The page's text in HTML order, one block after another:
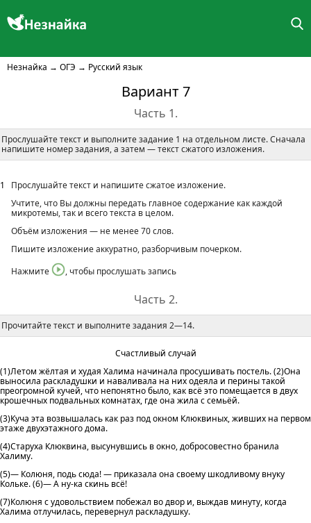
Незнайка → ОГЭ → Русский язык
Вариант 7
Часть 1.
Прослушайте текст и выполните задание 1 на отдельном листе. Сначала
напишите номер задания, а затем — текст сжатого изложения.
1
Прослушайте текст и напишите сжатое изложение.
Учтите, что Вы должны передать главное содержание как каждой
микротемы, так и всего текста в целом.
Объём изложения — не менее 70 слов.
Пишите изложение аккуратно, разборчивым почерком.
Нажмите
, чтобы прослушать запись
Часть 2.
Прочитайте текст и выполните задания 2—14.
Счастливый случай
(1)Летом жёлтая и худая Халима начинала просушивать постель. (2)Она
выносила раскладушки и наваливала на них одеяла и перины такой
преогромной кучей, что непонятно было, как всё это помещается в двух
крошечных подвальных комнатах, где она жила с семьёй.
(3)Куча эта возвышалась как раз под окном Клюквиных, живших на первом
этаже двухэтажного дома.
(4)Старуха Клюквина, высунувшись в окно, добросовестно бранила
Халиму.
(5)— Колюня, подь сюда! — приказала она своему шкодливому внуку
Кольке. (6)— А ну-ка скинь всё!
(7)Колюня с удовольствием побежал во двор и, выждав минуту, когда
Халима отлучилась, перевернул раскладушку.